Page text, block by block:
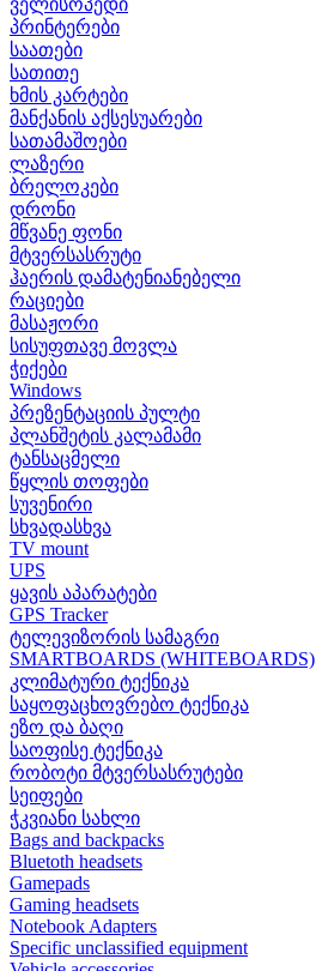
პრინტერები
საათები
სათითე
ხმის კარტები
მანქანის აქსესუარები
სათამაშოები
ლაზერი
ბრელოკები
დრონი
მწვანე ფონი
მტვერსასრუტი
ჰაერის დამატენიანებელი
რაციები
მასაჟორი
სისუფთავე მოვლა
ჭიქები
Windows
პრეზენტაციის პულტი
პლანშეტის კალამამი
ტანსაცმელი
წყლის თოფები
სუვენირი
სხვადასხვა
TV mount
UPS
ყავის აპარატები
GPS Tracker
ტელევიზორის სამაგრი
SMARTBOARDS (WHITEBOARDS)
კლიმატური ტექნიკა
საყოფაცხოვრებო ტექნიკა
ეზო და ბაღი
საოფისე ტექნიკა
რობოტი მტვერსასრუტები
სეიფები
ჭკვიანი სახლი
Bags and backpacks
Bluetoth headsets
Gamepads
Gaming headsets
Notebook Adapters
Specific unclassified equipment